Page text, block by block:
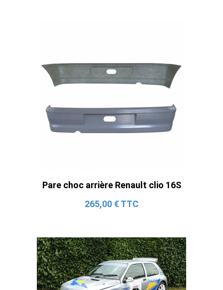
Pare choc arrière Renault clio 16S
265,00 € TTC